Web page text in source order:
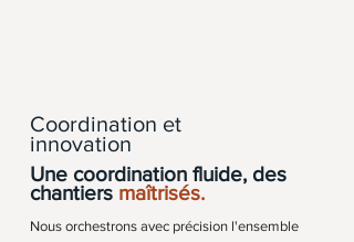
Coordination et
innovation
Une coordination fluide, des
chantiers maîtrisés.
Nous orchestrons avec précision l'ensemble